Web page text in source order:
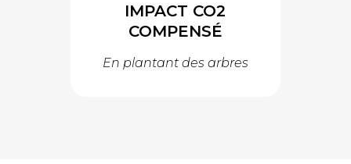
IMPACT CO2
COMPENSÉ
En plantant des arbres